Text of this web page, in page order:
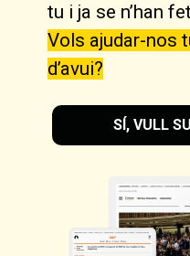
tu i ja se n’han
Vols ajudar-nos
d’avui?
SÍ, VULL